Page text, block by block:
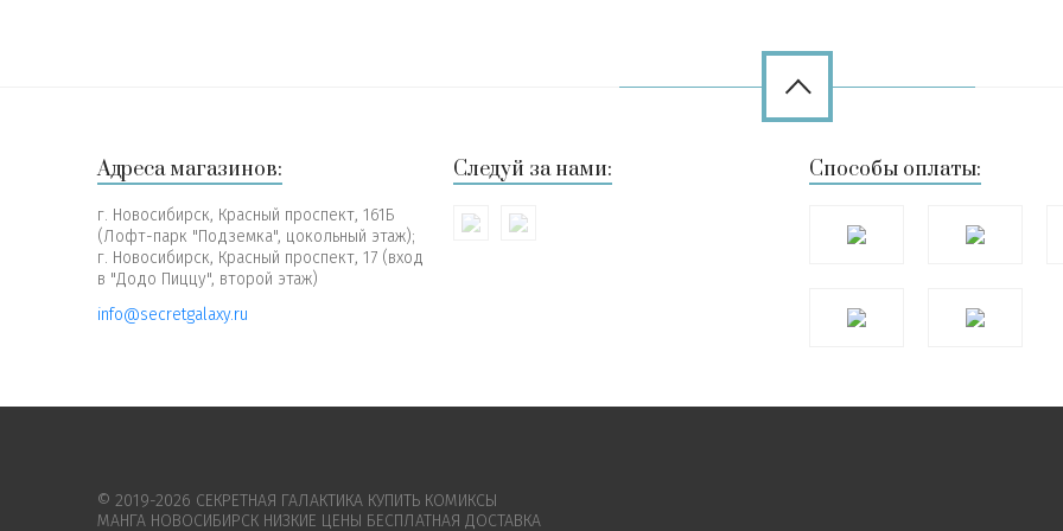
Адреса магазинов:
г. Новосибирск, Красный проспект, 161Б
(Лофт-парк "Подземка", цокольный этаж);
г. Новосибирск, Красный проспект, 17 (вход
в "Додо Пиццу", второй этаж)
info@secretgalaxy.ru
Следуй за нами: Способы оплаты:
© 2019-2026 СЕКРЕТНАЯ ГАЛАКТИКА КУПИТЬ КОМИКСЫ
МАНГА НОВОСИБИРСК НИЗКИЕ ЦЕНЫ БЕСПЛАТНАЯ ДОСТАВКА